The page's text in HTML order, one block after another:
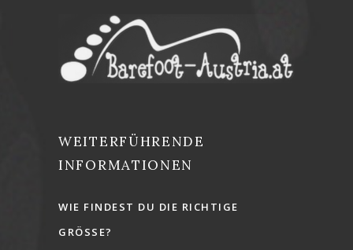
WEITERFÜHRENDE
INFORMATIONEN
WIE FINDEST DU DIE RICHTIGE
GRÖSSE?